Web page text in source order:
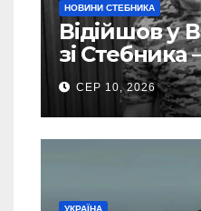
НОВИНИ СТЕБНИКА
Відійшов у
зі Стебника
Кучера
СЕР 10, 2026
УКРАЇНА